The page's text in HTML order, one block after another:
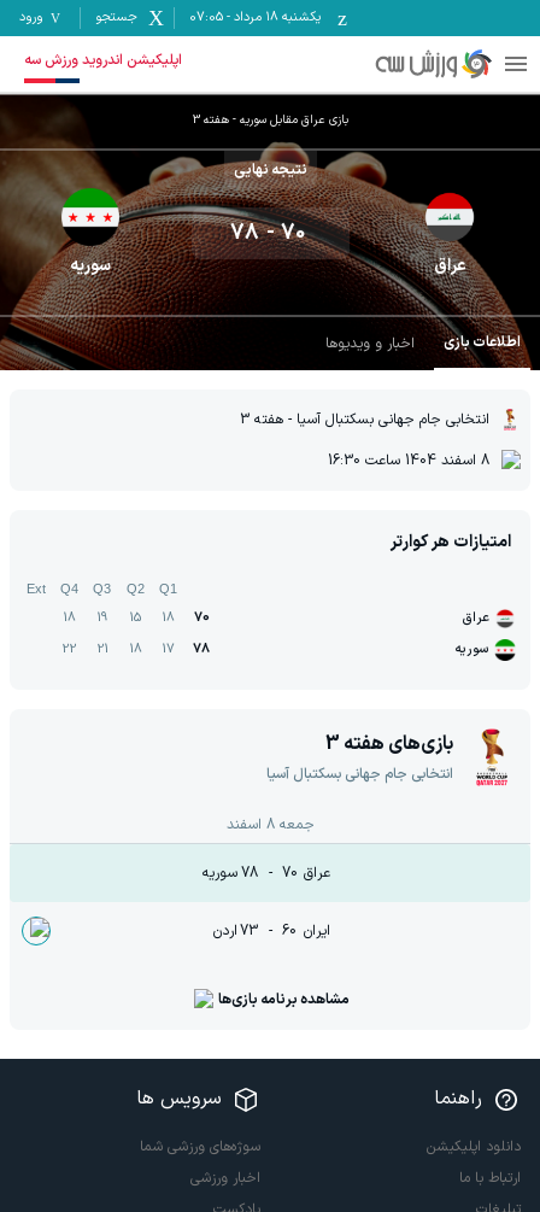
یکشنبه ۱۸ مرداد -
07:05 جستجو ورود
اپلیکیشن اندروید ورزش سه
بازی عراق مقابلسوریه - هفته3
نتیجه نهایی
عراق
70
-
78
سوریه
اطلاعات بازی اخبار و ویدیوها
انتخابی جام جهانی بسکتبال آسیا - هفته 3
8 اسفند 1404
ساعت 16:30
امتیازات هر کوارتر
Q1
Q2
Q3
Q4
Ext
عراق 70
18
15
19
18
سوریه
78
17
18
21
22
بازی‌های هفته 3
انتخابی جام جهانی بسکتبال آسیا
جمعه 8 اسفند
عراق 70
-
78سوریه
ایران 60
-
73اردن
مشاهده برنامه بازی‌ها
راهنما
دانلود اپلیکیشن
ارتباط با ما
سرویس ها
سوژه‌های ورزشی شما
اخبار ورزشی